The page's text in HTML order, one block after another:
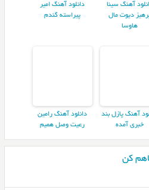
آهنگ سینا
دیوت مال
هاوسا
دانلود آهنگ امیر
پیراسته گندم
آهنگ پازل بند
خبری آمده
دانلود آهنگ رامین
رعیت وصل همیم
کن